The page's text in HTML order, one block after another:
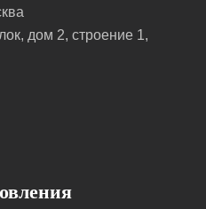
дом 2, строение 1,